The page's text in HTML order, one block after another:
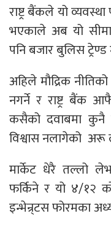
राष्ट्र बैंकले यो
भएकाले अब यो
पनि बजार बुलिस
अहिले मौद्रिक
नगर्ने र राष्ट्र बैंक
कसैको दवाबमा कुनै
विश्वास नलागेको अरू
मार्केट धेरै तल्लो
फर्किने र यो ४/१२
इन्भेन्र्टस फोरमका